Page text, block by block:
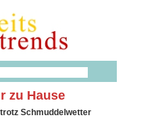
zu Hause
Schmuddelwetter